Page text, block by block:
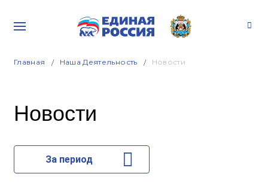
Главная Наша Деятельность Новости
Новости
За период